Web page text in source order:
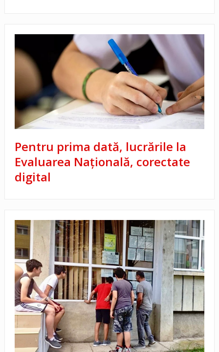
Pentru prima dată, lucrările la
Evaluarea Națională, corectate
digital